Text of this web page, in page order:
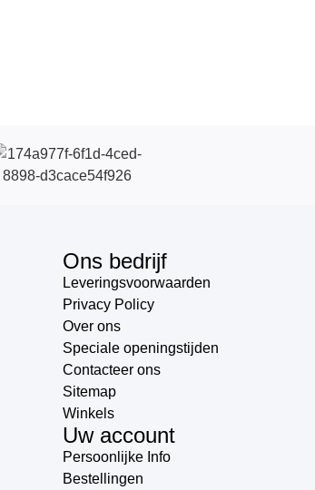
Ons bedrijf
Leveringsvoorwaarden
Privacy Policy
Over ons
Speciale openingstijden
Contacteer ons
Sitemap
Winkels
Uw account
Persoonlijke Info
Bestellingen